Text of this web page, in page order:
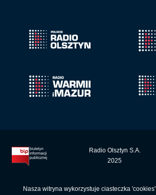
Radio Olsztyn S.A.
2025
Nasza witryna wykorzystuje ciasteczka 'cookies'.